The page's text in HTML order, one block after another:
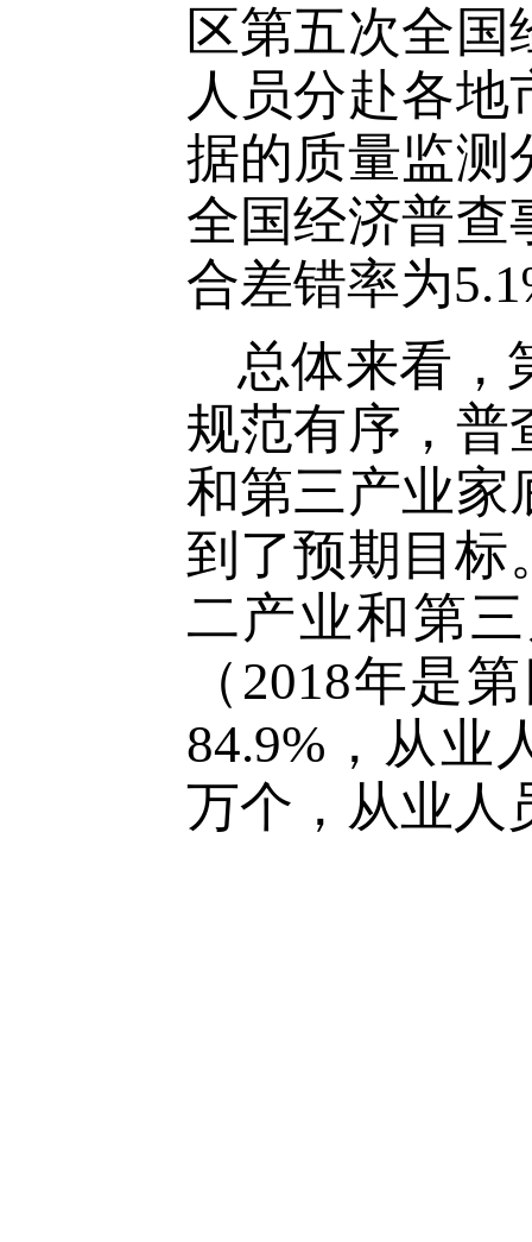
区第五次全
人员分赴各
据的质量监测
全国经济普查
合差错率为5.1
总体来看，
规范有序，普
和第三产业家
到了预期目标
二产业和第
（ 2018年是
84.9% ，从业
万个，从业人